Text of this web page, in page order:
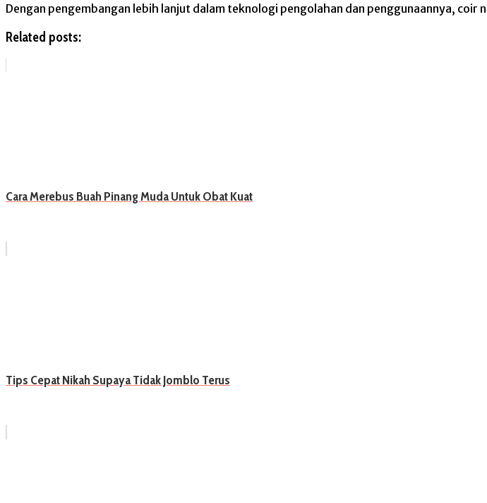
Dengan pengembangan lebih lanjut dalam teknologi pengolahan dan penggunaannya,
Related posts:
Cara Merebus Buah Pinang Muda Untuk Obat Kuat
Tips Cepat Nikah Supaya Tidak Jomblo Terus